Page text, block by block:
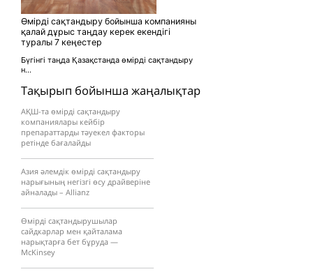
Тақырып бойынша жаңалықтар
АҚШ-та өмірді сақтандыру
компаниялары кейбір
препараттарды тәуекел факторы
ретінде бағалайды
Азия әлемдік өмірді сақтандыру
нарығының негізгі өсу драйверіне
айналады – Allianz
Өмірді сақтандырушылар
сайдкарлар мен қайталама
нарықтарға бет бұруда —
McKinsey
Өмірді сақтандыру бойынша компанияны
қалай дұрыс таңдау керек екендігі
туралы 7 кеңестер
Бүгінгі таңда Қазақстанда өмірді сақтандыру
н...